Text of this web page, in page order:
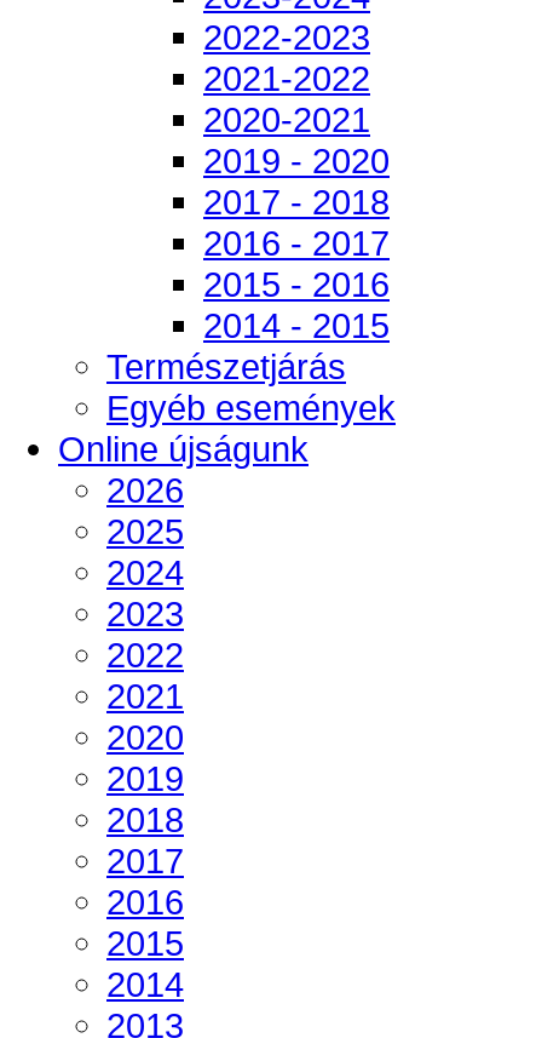
2022-2023
2021-2022
2020-2021
2019 - 2020
2017 - 2018
2016 - 2017
2015 - 2016
2014 - 2015
Természetjárás
Egyéb események
Online újságunk
2026
2025
2024
2023
2022
2021
2020
2019
2018
2017
2016
2015
2014
2013